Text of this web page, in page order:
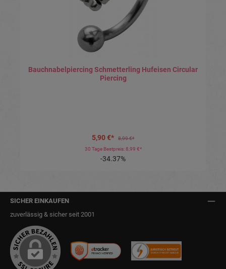
Bauchnabelpiercing Schmetterling Hufeisen Circular
Piercing
5,90 €*
8,99 €*
30 Tage Bestpreis: 8,99 €*
-34.37%
SICHER EINKAUFEN
zuverlässig & sicher seit 2001